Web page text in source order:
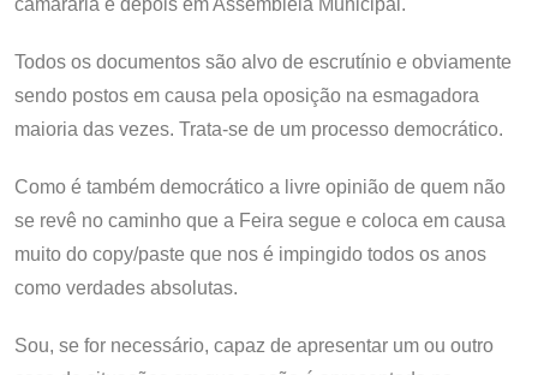
Todos os documentos são alvo de escrutínio e obviamente
sendo postos em causa pela oposição na esmagadora
maioria das vezes. Trata-se de um processo democrático.
Como é também democrático a livre opinião de quem não
se revê no caminho que a Feira segue e coloca em causa
muito do copy/paste que nos é impingido todos os anos
como verdades absolutas.
Sou, se for necessário, capaz de apresentar um ou outro